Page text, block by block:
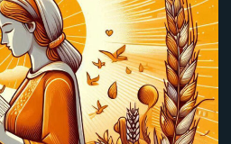
إلى
النظام
النباتي
(فيغن)
فرقاً؟
دليل
مستوحى